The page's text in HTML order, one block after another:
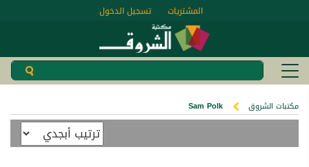
تسجيل الدخول المشتريات
مكتبات الشروق Sam Polk